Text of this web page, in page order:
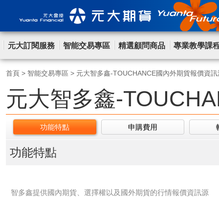
元大訂閱服務 智能交易專區 精選顧問商品 專業教學課
首頁 > 智能交易專區 > 元大智多鑫-TOUCHANCE國內外期貨報價資訊
元大智多鑫-
功能特點 申購費用
功能特點
智多鑫提供國內期貨、選擇權以及國外期貨的行情報價資訊源